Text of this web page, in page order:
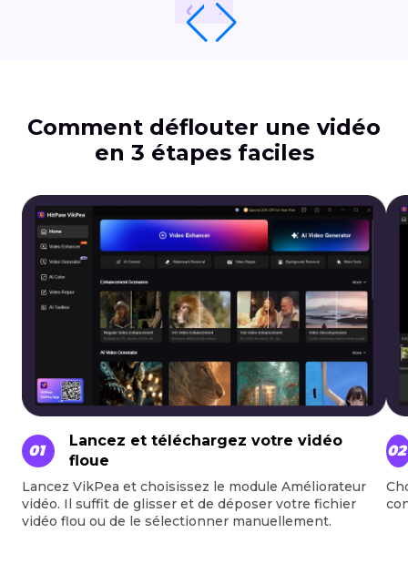
Comment déflouter une vidéo
en 3 étapes faciles
01
Lancez et téléchargez votre vidéo
floue
Lancez VikPea et choisissez le module Améliorateur
vidéo. Il suffit de glisser et de déposer votre fichier
vidéo flou ou de le sélectionner manuellement.
02